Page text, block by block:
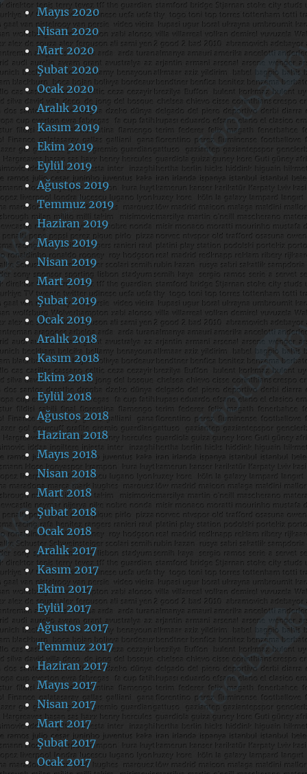
Mayıs 2020
Nisan 2020
Mart 2020
Şubat 2020
Ocak 2020
Aralık 2019
Kasım 2019
Ekim 2019
Eylül 2019
Ağustos 2019
Temmuz 2019
Haziran 2019
Mayıs 2019
Nisan 2019
Mart 2019
Şubat 2019
Ocak 2019
Aralık 2018
Kasım 2018
Ekim 2018
Eylül 2018
Ağustos 2018
Haziran 2018
Mayıs 2018
Nisan 2018
Mart 2018
Şubat 2018
Ocak 2018
Aralık 2017
Kasım 2017
Ekim 2017
Eylül 2017
Ağustos 2017
Temmuz 2017
Haziran 2017
Mayıs 2017
Nisan 2017
Mart 2017
Şubat 2017
Ocak 2017